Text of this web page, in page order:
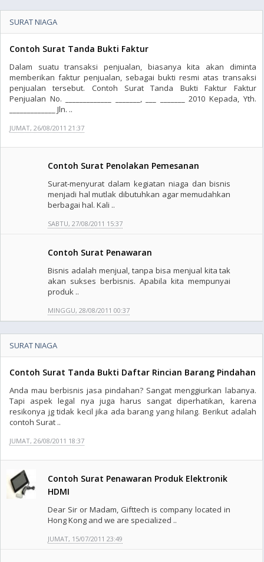
SURAT NIAGA
Contoh Surat Tanda Bukti Faktur
Dalam suatu transaksi penjualan, biasanya kita akan diminta
memberikan faktur penjualan, sebagai bukti resmi atas transaksi
penjualan tersebut. Contoh Surat Tanda Bukti Faktur Faktur
Penjualan No. _____________ _______, ___ _______ 2010 Kepada, Yth.
_____________ Jln. ..
JUMAT, 26/08/2011 21:37
Contoh Surat Penolakan Pemesanan
Surat-menyurat dalam kegiatan niaga dan bisnis
menjadi hal mutlak dibutuhkan agar memudahkan
berbagai hal. Kali ..
SABTU, 27/08/2011 15:37
Contoh Surat Penawaran
Bisnis adalah menjual, tanpa bisa menjual kita tak
akan sukses berbisnis. Apabila kita mempunyai
produk ..
MINGGU, 28/08/2011 00:37
SURAT NIAGA
Contoh Surat Tanda Bukti Daftar Rincian Barang Pindahan
Anda mau berbisnis jasa pindahan? Sangat menggiurkan labanya.
Tapi aspek legal nya juga harus sangat diperhatikan, karena
resikonya jg tidak kecil jika ada barang yang hilang. Berikut adalah
contoh Surat ..
JUMAT, 26/08/2011 18:37
Contoh Surat Penawaran Produk Elektronik
HDMI
Dear Sir or Madam, Gifttech is company located in
Hong Kong and we are specialized ..
JUMAT, 15/07/2011 23:49